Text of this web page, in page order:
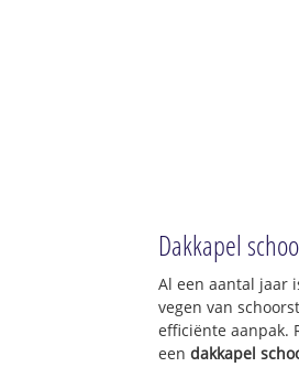
Dakkapel
Al een aantal jaar
vegen van
efficiënte aanpak.
eendakkapel